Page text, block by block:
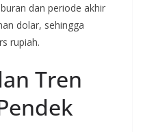
dan periode akhir
dolar, sehingga
rupiah.
Tren